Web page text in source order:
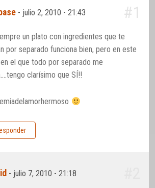
- julio 2, 2010 - 21:43 #1
un plato con ingredientes que te
por separado funciona bien, pero en este
el que todo por separado me
clarísimo que SÍ!!
- julio 7, 2010 - 21:18